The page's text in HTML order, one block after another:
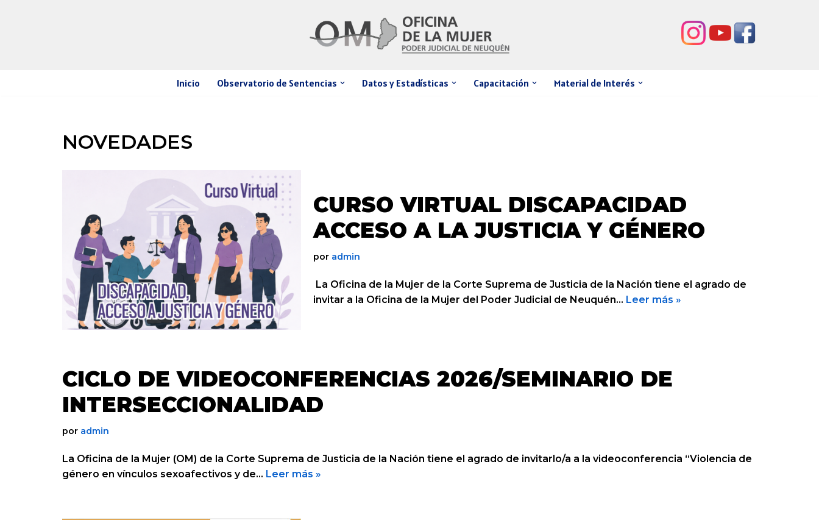
Inicio Observatorio de Sentencias Datos y Estadísticas Capacitación Material de Interés
NOVEDADES
CURSO VIRTUAL DISCAPACIDAD
ACCESO A LA JUSTICIA Y GÉNERO
por admin
La Oficina de la Mujer de la Corte Suprema de Justicia de la Nación tiene el agrado de
invitar a la Oficina de la Mujer del Poder Judicial de Neuquén… Leer más »
CICLO DE VIDEOCONFERENCIAS 2026/SEMINARIO DE
INTERSECCIONALIDAD
por admin
La Oficina de la Mujer (OM) de la Corte Suprema de Justicia de la Nación tiene el agrado de invitarlo/a a la videoconferencia “Violencia de
género en vínculos sexoafectivos y de… Leer más »